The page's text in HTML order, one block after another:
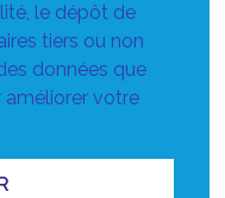
le dépôt de
tiers ou non
données que
améliorer votre